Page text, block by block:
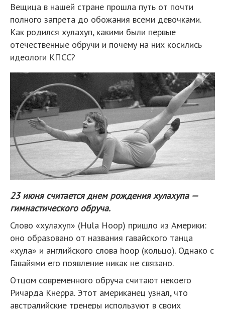
Вещица в нашей стране прошла путь от почти
полного запрета до обожания всеми девочками.
Как родился хулахуп, какими были первые
отечественные обручи и почему на них косились
идеологи КПСС?
23 июня считается днем рождения хулахупа —
гимнастического обруча.
Слово «хулахуп» (Hula Hoop) пришло из Америки:
оно образовано от названия гавайского танца
«хула» и английского слова hoop (кольцо). Однако с
Гавайями его появление никак не связано.
Отцом современного обруча считают некоего
Ричарда Кнерра. Этот американец узнал, что
австралийские тренеры используют в своих